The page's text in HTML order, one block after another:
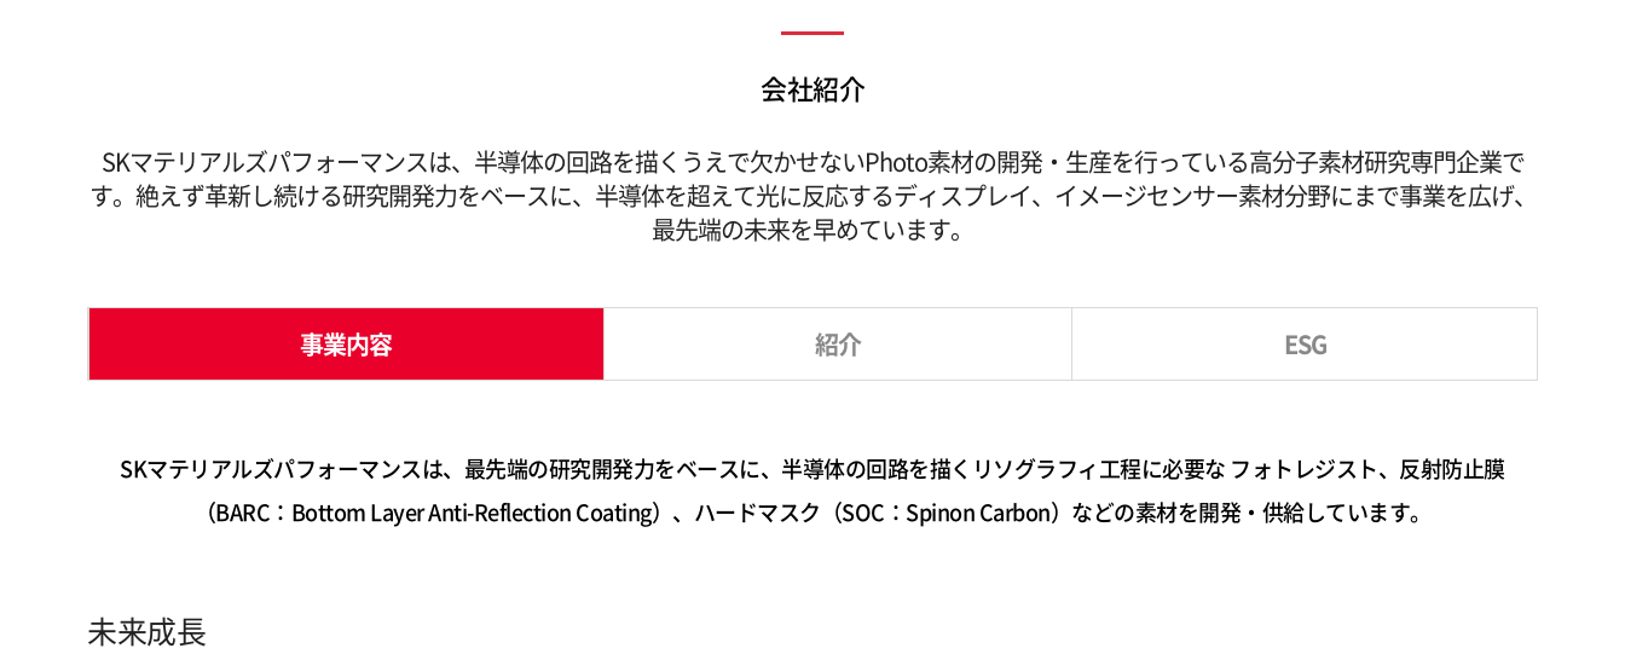
会社紹介
SKマテリアルズパフォーマンスは、半導体の回路を描くうえで欠かせないPhoto素材の開発・生産を行っている高分子素材研究専門企業で
す。絶えず革新し続ける研究開発力をベースに、半導体を超えて光に反応するディスプレイ、イメージセンサー素材分野にまで事業を広げ、
最先端の未来を早めています。
事業内容 紹介 ESG
SKマテリアルズパフォーマンスは、最先端の研究開発力をベースに、半導体の回路を描くリソグラフィ工程に必要な フォトレジスト、反射防止膜
（BARC：Bottom Layer Anti-Reflection Coating）、ハードマスク（SOC：Spinon Carbon）などの素材を開発・供給しています。
未来成長